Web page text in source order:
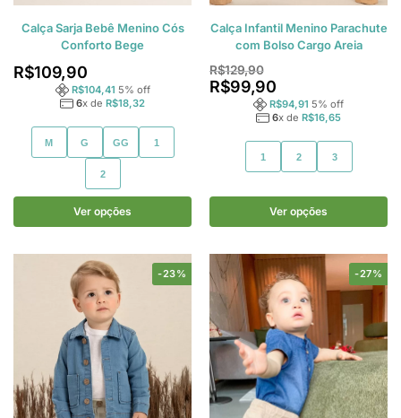
Calça Sarja Bebê Menino Cós
Conforto Bege
R$109,90
R$104,41 5% off
6x de R$18,32
M G GG 1
2
Ver opções
Calça Infantil Menino Parachute
com Bolso Cargo Areia
R$129,90
R$99,90
R$94,91 5% off
6x de R$16,65
1 2 3
Ver opções
-23% -27%